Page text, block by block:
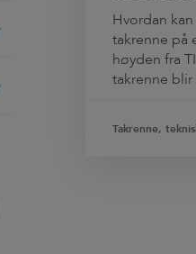
Hvordan
takrenne på
høyden fra
takrenne
platen, og
takrenne.
Takrenne,